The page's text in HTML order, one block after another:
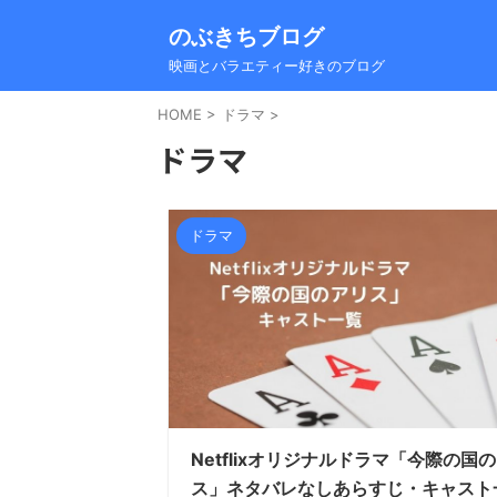
のぶきちブログ
映画とバラエティー好きのブログ
HOME > ドラマ >
ドラマ
ドラマ
Netflixオリジナルドラマ「今際の国
ス」ネタバレなしあらすじ・キャスト